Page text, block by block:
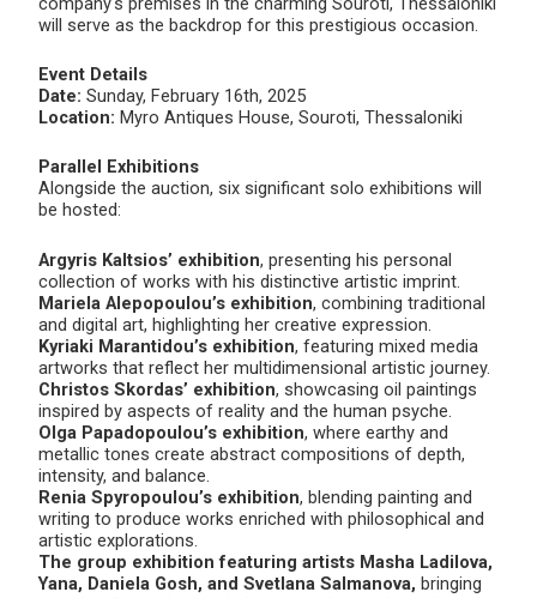
will serve as the backdrop for this prestigious occasion.
Event Details
Date: Sunday, February 16th, 2025
Location: Myro Antiques House, Souroti, Thessaloniki
Parallel Exhibitions
Alongside the auction, six significant solo exhibitions will
be hosted:
Argyris Kaltsios’ exhibition, presenting his personal
collection of works with his distinctive artistic imprint.
Mariela Alepopoulou’s exhibition, combining traditional
and digital art, highlighting her creative expression.
Kyriaki Marantidou’s exhibition, featuring mixed media
artworks that reflect her multidimensional artistic journey.
Christos Skordas’ exhibition, showcasing oil paintings
inspired by aspects of reality and the human psyche.
Olga Papadopoulou’s exhibition, where earthy and
metallic tones create abstract compositions of depth,
intensity, and balance.
Renia Spyropoulou’s exhibition, blending painting and
writing to produce works enriched with philosophical and
artistic explorations.
The group exhibition featuring artists Masha Ladilova,
Yana, Daniela Gosh, and Svetlana Salmanova, bringing